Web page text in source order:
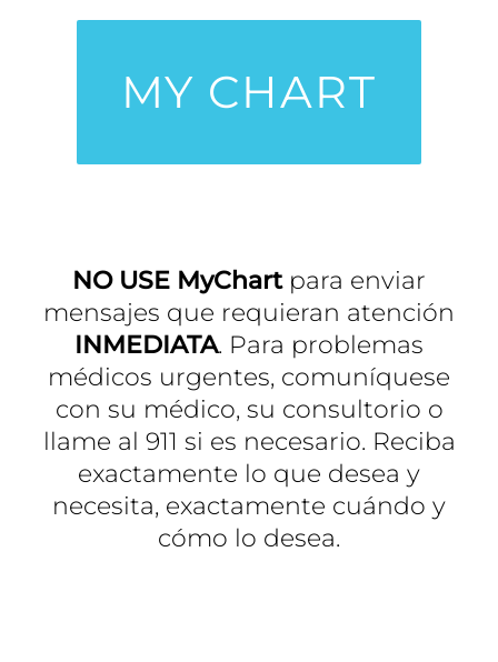
MY CHART
NO USE MyChartpara enviar
mensajes que requieran atención
INMEDIATA. Para problemas
médicos urgentes, comuníquese
con su médico, su consultorio o
llame al 911 si es necesario. Reciba
exactamente lo que desea y
necesita, exactamente cuándo y
cómo lo desea.